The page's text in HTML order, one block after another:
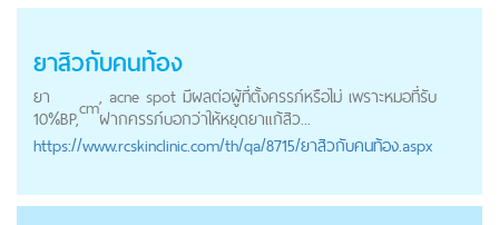
ยาสิวกับคนท้อง
ยา
10%BP,cm, acne spot มีผลต่อผู้ที่ตั้งครรภ์หรือไม่ เพราะหมอที่รับ
ฝากครรภ์บอกว่าให้หยุดยาแก้สิว...
https://www.rcskinclinic.com/th/qa/8715/ยาสิวกับคนท้อง.aspx